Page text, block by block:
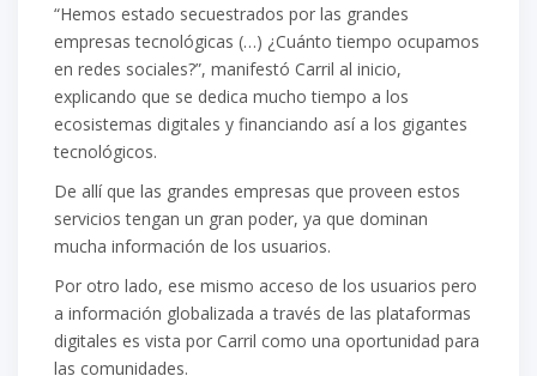
“Hemos estado secuestrados por las grandes
empresas tecnológicas (…) ¿Cuánto tiempo ocupamos
en redes sociales?”, manifestó Carril al inicio,
explicando que se dedica mucho tiempo a los
ecosistemas digitales y financiando así a los gigantes
tecnológicos.
De allí que las grandes empresas que proveen estos
servicios tengan un gran poder, ya que dominan
mucha información de los usuarios.
Por otro lado, ese mismo acceso de los usuarios pero
a información globalizada a través de las plataformas
digitales es vista por Carril como una oportunidad para
las comunidades.